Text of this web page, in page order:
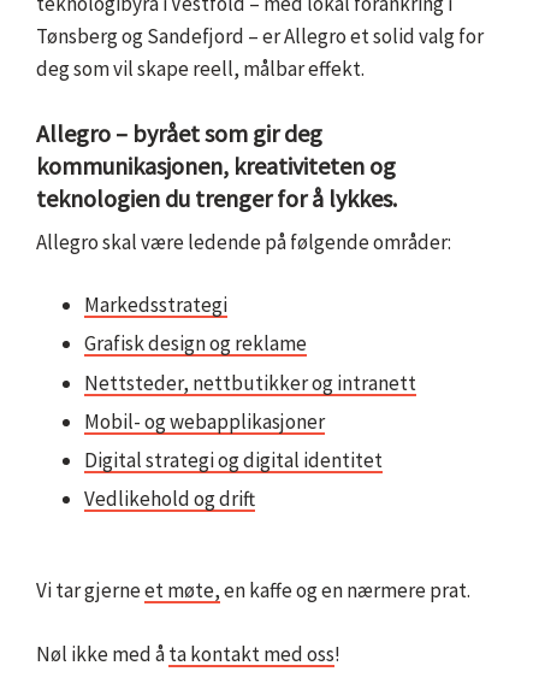
Tønsberg og Sandefjord – er Allegro et solid valg for
deg som vil skape reell, målbar effekt.
Allegro – byrået som gir deg
kommunikasjonen, kreativiteten og
teknologien du trenger for å lykkes.
Allegro skal være ledende på følgende områder:
Markedsstrategi
Grafisk design og reklame
Nettsteder, nettbutikker og intranett
Mobil- og webapplikasjoner
Digital strategi og digital identitet
Vedlikehold og drift
Vi tar gjerneet møte,en kaffe og en nærmere prat.
Nøl ikke med åta kontakt med oss!